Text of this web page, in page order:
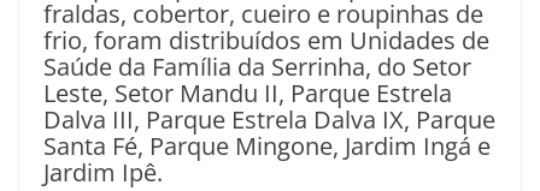
fraldas, cobertor, cueiro e roupinhas de
frio, foram distribuídos em Unidades de
Saúde da Família da Serrinha, do Setor
Leste, Setor Mandu II, Parque Estrela
Dalva III, Parque Estrela Dalva IX, Parque
Santa Fé, Parque Mingone, Jardim Ingá e
Jardim Ipê.